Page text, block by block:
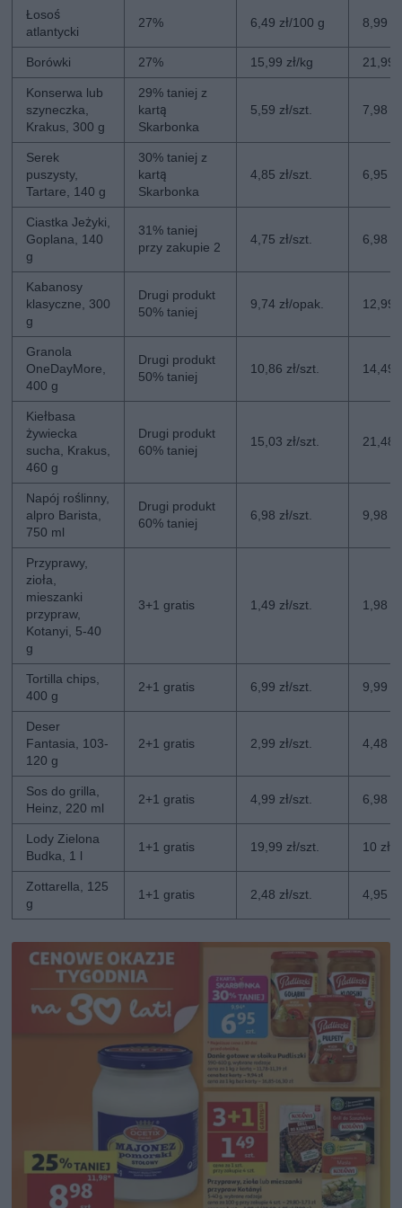
Łosoś
atlantycki
27% 6,49 zł/100 g 8,99
Borówki 27% 15,99 zł/kg 21,99
Konserwa lub
szyneczka,
Krakus, 300 g
29% taniej z
kartą
Skarbonka
5,59 zł/szt. 7,98
Serek
puszysty,
Tartare, 140 g
30% taniej z
kartą
Skarbonka
4,85 zł/szt. 6,95
Ciastka Jeżyki,
Goplana, 140
g
31% taniej
przy zakupie 2
4,75 zł/szt. 6,98
Kabanosy
klasyczne, 300
g
Drugi produkt
50% taniej
9,74 zł/opak. 12,99
Granola
OneDayMore,
400 g
Drugi produkt
50% taniej
10,86 zł/szt. 14,49
Kiełbasa
żywiecka
sucha, Krakus,
460 g
Drugi produkt
60% taniej
15,03 zł/szt. 21,48
Napój roślinny,
alpro Barista,
750 ml
Drugi produkt
60% taniej
6,98 zł/szt. 9,98
Przyprawy,
zioła,
mieszanki
przypraw,
Kotanyi, 5-40
g
3+1 gratis 1,49 zł/szt. 1,98
Tortilla chips,
400 g
2+1 gratis 6,99 zł/szt. 9,99
Deser
Fantasia, 103-
120 g
2+1 gratis 2,99 zł/szt. 4,48
Sos do grilla,
Heinz, 220 ml
2+1 gratis 4,99 zł/szt. 6,98
Lody Zielona
Budka, 1 l
1+1 gratis 19,99 zł/szt. 10 zł/
Zottarella, 125
g
1+1 gratis 2,48 zł/szt. 4,95